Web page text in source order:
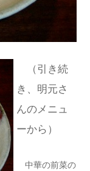
（引き続
き、明元さ
んのメニュ
ーから）
中華の前菜の